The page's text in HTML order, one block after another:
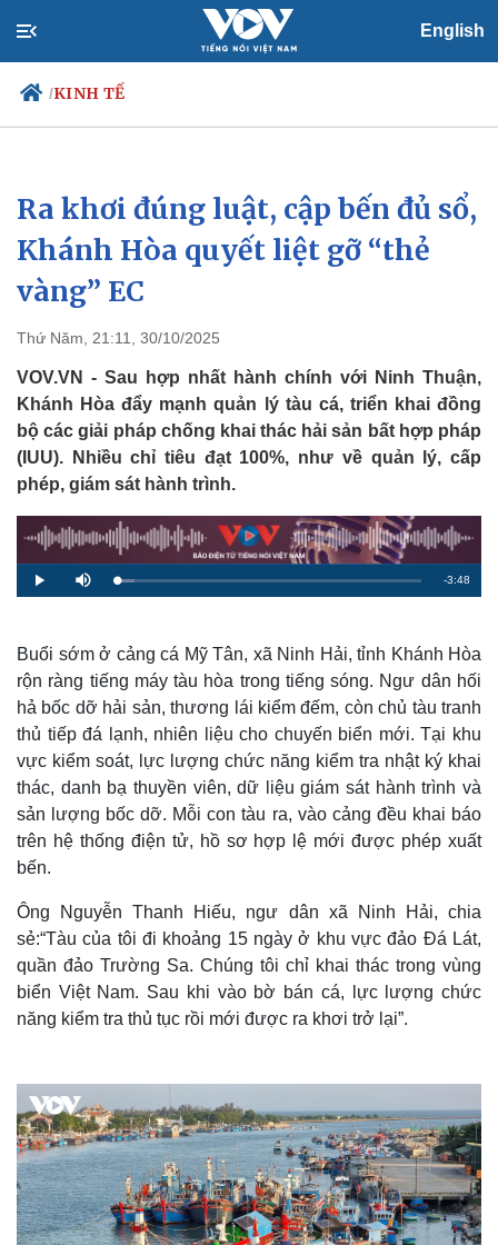
English
/KINH TẾ
Chính trị
Đảng
Tổ chức nhân sự
Quốc hội
Nhận diện sự thật
Xã hội
Tin 24h
Dự báo thời tiết
Ra khơi đúng luật, cập bến đủ sổ,
Khánh Hòa quyết liệt gỡ “thẻ
vàng” EC
Thứ Năm, 21:11, 30/10/2025
VOV.VN - Sau hợp nhất hành chính với Ninh Thuận,
Khánh Hòa đẩy mạnh quản lý tàu cá, triển khai đồng
bộ các giải pháp chống khai thác hải sản bất hợp pháp
(IUU). Nhiều chỉ tiêu đạt 100%, như về quản lý, cấp
phép, giám sát hành trình.
P
l
M
u
L
o
:
5
8
%
R
m
a
i
n
g
m
-3:48
Buổi sớm ở cảng cá Mỹ Tân, xã Ninh Hải, tỉnh Khánh Hòa
rộn ràng tiếng máy tàu hòa trong tiếng sóng. Ngư dân hối
hả bốc dỡ hải sản, thương lái kiểm đếm, còn chủ tàu tranh
thủ tiếp đá lạnh, nhiên liệu cho chuyến biển mới. Tại khu
vực kiểm soát, lực lượng chức năng kiểm tra nhật ký khai
thác, danh bạ thuyền viên, dữ liệu giám sát hành trình và
sản lượng bốc dỡ. Mỗi con tàu ra, vào cảng đều khai báo
trên hệ thống điện tử, hồ sơ hợp lệ mới được phép xuất
bến.
Ông Nguyễn Thanh Hiếu, ngư dân xã Ninh Hải, chia
sẻ:“Tàu của tôi đi khoảng 15 ngày ở khu vực đảo Đá Lát,
quần đảo Trường Sa. Chúng tôi chỉ khai thác trong vùng
biển Việt Nam. Sau khi vào bờ bán cá, lực lượng chức
năng kiểm tra thủ tục rồi mới được ra khơi trở lại”.